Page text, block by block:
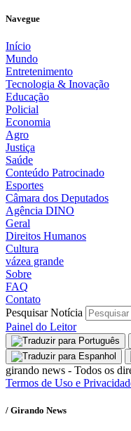
Navegue
Início
Mundo
Entretenimento
Tecnologia & Inovação
Educação
Policial
Economia
Agro
Justiça
Saúde
Conteúdo Patrocinado
Esportes
Câmara dos Deputados
Agência DINO
Geral
Direitos Humanos
Cultura
vázea grande
Sobre
FAQ
Contato
Pesquisar Notícia
Painel do Leitor
girando news - Todos os
Termos de Uso e
/ Girando News